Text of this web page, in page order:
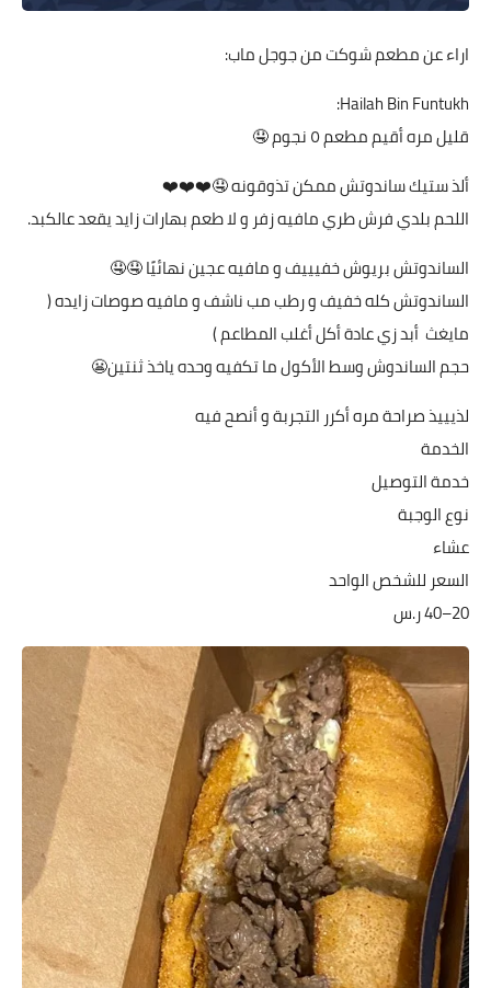
اراء عن مطعم شوكت من جوجل ماب:
Hailah Bin Funtukh:
قليل مره أقيم مطعم ٥ نجوم 🤤
ألذ ستيك ساندوتش ممكن تذوقونه 🤤❤️❤️❤️
اللحم بلدي فرش طري مافيه زفر و لا طعم بهارات زايد يقعد عالكبد.
الساندوتش بريوش خفيييف و مافيه عجين نهائيًا 🤤🤤
الساندوتش كله خفيف و رطب مب ناشف و مافيه صوصات زايده (
مايغث أبد زي عادة أكل أغلب المطاعم )
حجم الساندوش وسط الأكول ما تكفيه وحده ياخذ ثنتين😬
لذيييذ صراحة مره أكرر التجربة و أنصح فيه
الخدمة
خدمة التوصيل
نوع الوجبة
عشاء
السعر للشخص الواحد